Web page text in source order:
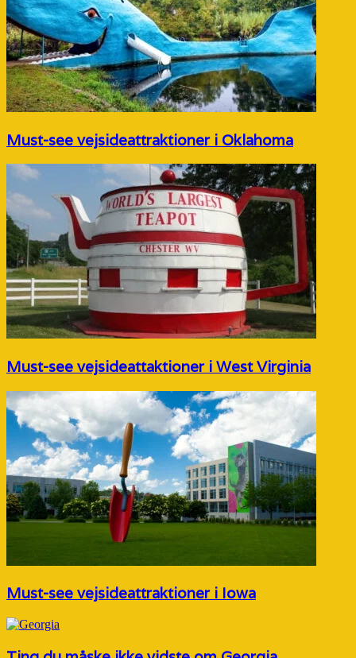
Must-see vejsideattraktioner i Oklahoma
Must-see vejsideattaktioner i West Virginia
Must-see vejsideattraktioner i Iowa